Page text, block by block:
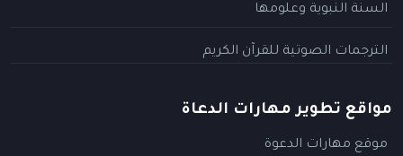
السنة النبوية وعلومها
الترجمات الصوتية للقرآن الكريم
مواقع تطوير مهارات الدعاة
موقع مهارات الدعوة